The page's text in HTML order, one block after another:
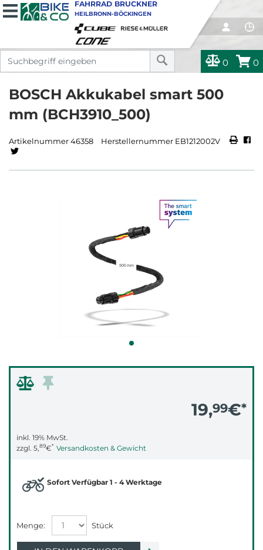
0 0
FAHRRAD BRUCKNER
HEILBRONN-BÖCKINGEN
BOSCH Akkukabel smart 500
mm (BCH3910_500)
Artikelnummer 46358 Herstellernummer EB1212002V
19,99€*
inkl. 19% MwSt.
zzgl. 5,89€* Versandkosten & Gewicht
Sofort Verfügbar 1 - 4 Werktage